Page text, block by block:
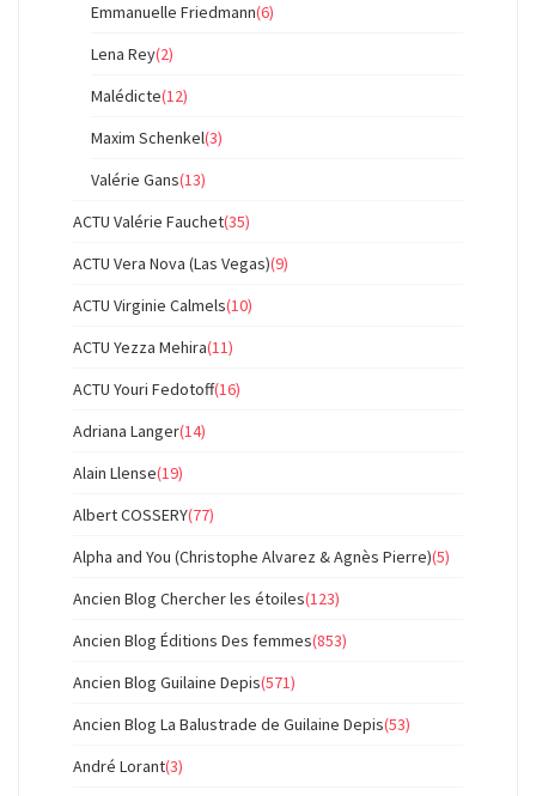
Emmanuelle Friedmann(6)
Lena Rey(2)
Malédicte(12)
Maxim Schenkel(3)
Valérie Gans(13)
ACTU Valérie Fauchet(35)
ACTU Vera Nova (Las Vegas)(9)
ACTU Virginie Calmels(10)
ACTU Yezza Mehira(11)
ACTU Youri Fedotoff(16)
Adriana Langer(14)
Alain Llense(19)
Albert COSSERY(77)
Alpha and You (Christophe Alvarez & Agnès Pierre)(5)
Ancien Blog Chercher les étoiles(123)
Ancien Blog Éditions Des femmes(853)
Ancien Blog Guilaine Depis(571)
Ancien Blog La Balustrade de Guilaine Depis(53)
André Lorant(3)